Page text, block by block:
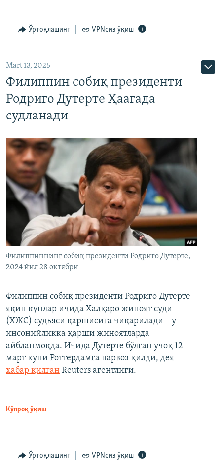
Ўртоқлашинг VPNсиз ўқиш
Mart 13, 2025
Филиппин собиқ президенти
Родриго Дутерте Ҳаагада
судланади
Филиппиннинг собиқ президенти Родриго Дутерте,
2024 йил 28 октябри
Филиппин собиқ президенти Родриго Дутерте
яқин кунлар ичида Халқаро жиноят суди
(ХЖС) судьяси қаршисига чиқарилади – у
инсонийликка қарши жиноятларда
айбланмоқда. Ичида Дутерте бўлган учоқ 12
март куни Роттердамга парвоз қилди, дея
хабар қилган Reuters агентлиги.
Кўпроқ ўқиш
Ўртоқлашинг VPNсиз ўқиш